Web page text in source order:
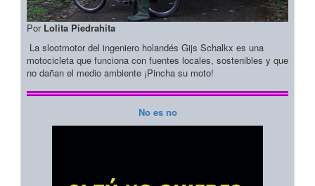
Por Lolita Piedrahita
La slootmotor del ingeniero holandés Gijs Schalkx es una
motocicleta que funciona con fuentes locales, sostenibles y que
no dañan el medio ambiente ¡Pincha su moto!
No es no